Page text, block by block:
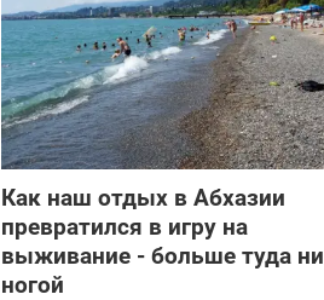
Как наш отдых в Абхазии
превратился в игру на
выживание - больше туда ни
ногой